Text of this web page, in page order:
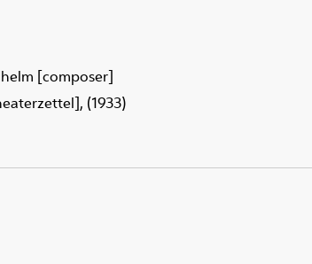
[composer]
(1933)